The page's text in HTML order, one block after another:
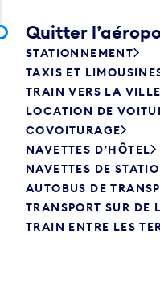
Quitter
STATIONNEMENT
TAXIS ET
TRAIN VERS LA
LOCATION DE
COVOITURAGE
NAVETTES D’HÔTEL
NAVETTES DE
AUTOBUS DE
TRANSPORT SUR DE
TRAIN ENTRE LES